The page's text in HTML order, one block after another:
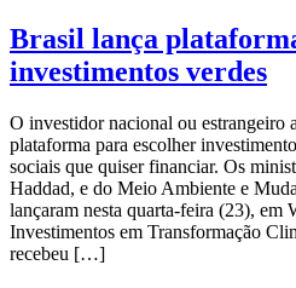
Brasil lança
investimentos verdes
O investidor nacional ou estrangeiro
plataforma para escolher
sociais que quiser financiar. Os
Haddad, e do Meio Ambiente e
lançaram nesta quarta-feira (23), em
Investimentos em Transformação
recebeu […]